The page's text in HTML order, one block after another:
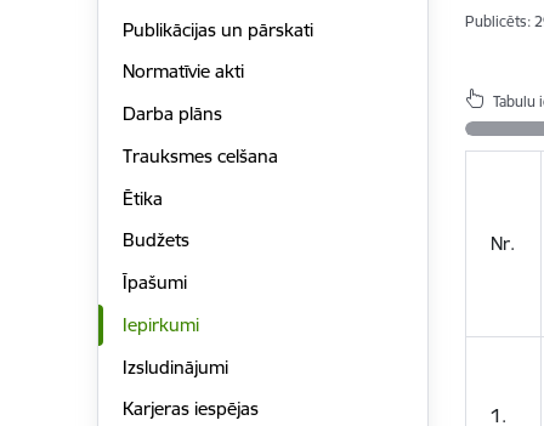
Publikācijas un pārskati
Normatīvie akti
Darba plāns
Trauksmes celšana
Ētika
Budžets
Īpašumi
Iepirkumi
Izsludinājumi
Karjeras iespējas
Publicēts:
Tabulu
Nr.
1.